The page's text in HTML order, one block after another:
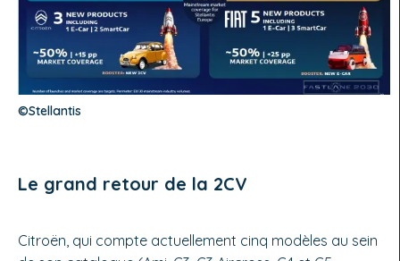
©Stellantis
Le grand retour de la 2CV
Citroën, qui compte actuellement cinq modèles au sein